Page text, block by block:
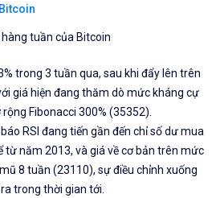
hàng tuần của Bitcoin
trong 3 tuần qua, sau khi đẩy lên trên
giá hiện đang thăm dò mức kháng cự
Fibonacci 300% (35352).
RSI đang tiến gần đến chỉ số dư mua
từ năm 2013, và giá về cơ bản trên mức
8 tuần (23110), sự điều chỉnh xuống
trong thời gian tới.